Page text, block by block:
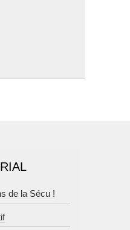
de la Sécu !